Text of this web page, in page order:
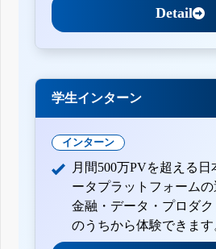
Detail
学生インターン
インターン
月間500万PVを超える
ータプラットフォームの
金融・データ・プロダ
のうちから体験できます